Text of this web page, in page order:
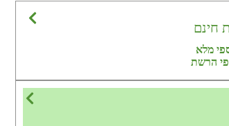
חינם
הרשת